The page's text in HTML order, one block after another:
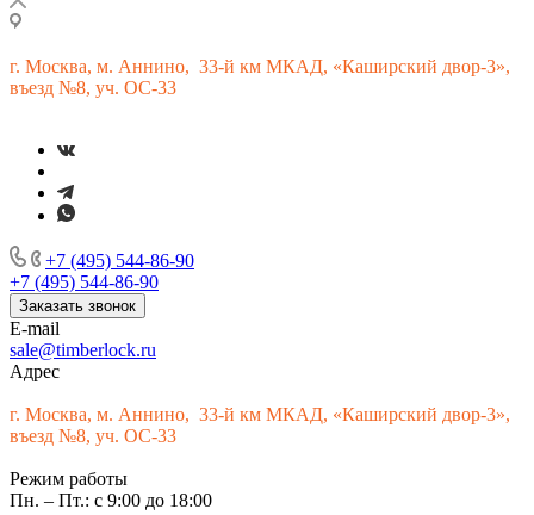
г. Москва, м. Аннино, 33-й км МКАД, «Каширский двор-3»,
въезд №8, уч. ОС-33
+7 (495) 544-86-90
+7 (495) 544-86-90
Заказать звонок
E-mail
sale@timberlock.ru
Адрес
г. Москва, м. Аннино, 33-й км МКАД, «Каширский двор-3»,
въезд №8, уч. ОС-33
Режим работы
Пн. – Пт.: с 9:00 до 18:00